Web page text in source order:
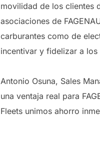
movilidad de los clientes
asociaciones de
carburantes como de
incentivar y fidelizar a los
Antonio Osuna, Sales
una ventaja real para
Fleets unimos ahorro